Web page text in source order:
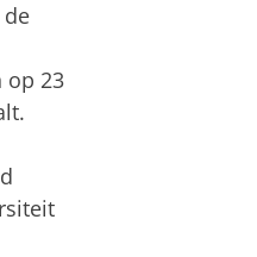
op 23